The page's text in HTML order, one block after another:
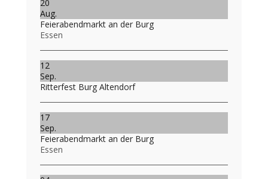
20
Aug.
Feierabendmarkt an der Burg
Essen
12
Sep.
Ritterfest Burg Altendorf
17
Sep.
Feierabendmarkt an der Burg
Essen